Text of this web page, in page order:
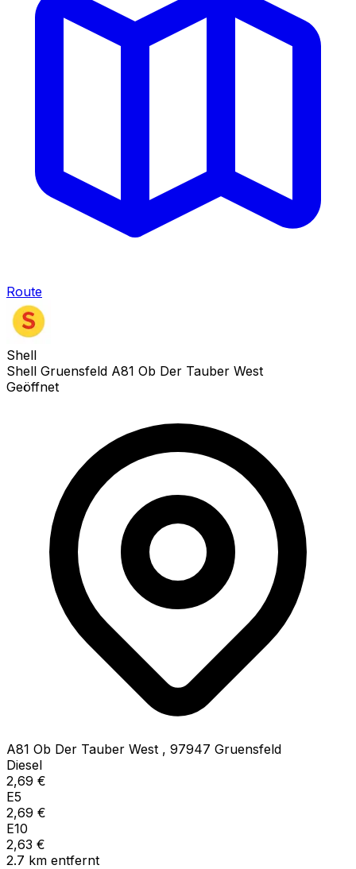
Route
Shell
Shell Gruensfeld A81 Ob Der Tauber West
Geöffnet
A81 Ob Der Tauber West , 97947 Gruensfeld
Diesel
2,69 €
E5
2,69 €
E10
2,63 €
2.7 km entfernt